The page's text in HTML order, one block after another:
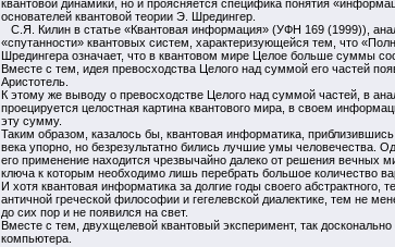
квантовой динамики, но и проясняется специфика понятия
основателей квантовой теории Э. Шредингер.
С.Я. Килин в статье «Квантовая информация» (УФН 169 (1999)),
«спутанности» квантовых систем, характеризующейся тем, что
Шредингера означает, что в квантовом мире Целое больше суммы
Вместе с тем, идея превосходства Целого над суммой его частей
Аристотель.
К этому же выводу о превосходстве Целого над суммой частей, в
проецируется целостная картина квантового мира, в своем
эту сумму.
Таким образом, казалось бы, квантовая информатика,
века упорно, но безрезультатно бились лучшие умы человечества.
его применение находится чрезвычайно далеко от решения вечных
ключа к которым необходимо лишь перебрать большое количество
И хотя квантовая информатика за долгие годы своего
античной греческой философии и гегелевской диалектике, тем не
до сих пор и не появился на свет.
Вместе с тем, двухщелевой квантовый эксперимент, так
компьютера.